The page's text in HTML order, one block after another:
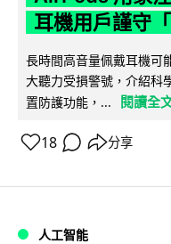
耳機用戶謹守
長時間高音量佩戴耳機可
大聽力受損警號，介紹科
置防護功能，...
閱讀全
18 分享
人工智能